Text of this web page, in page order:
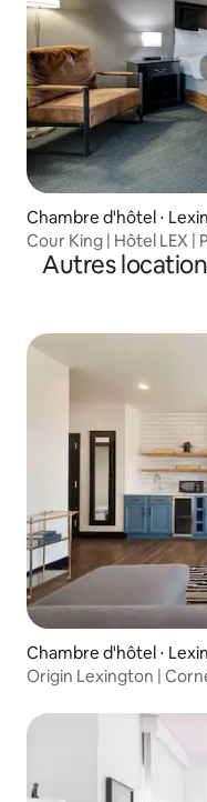
Chambre d'hôtel ⋅
Cour King | Hôtel LEX |
Autres
Chambre d'hôtel ⋅
Origin Lexington |